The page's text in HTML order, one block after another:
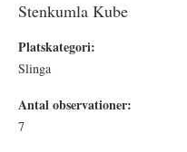
Stenkumla Kube
Platskategori:
Slinga
Antal observationer:
7